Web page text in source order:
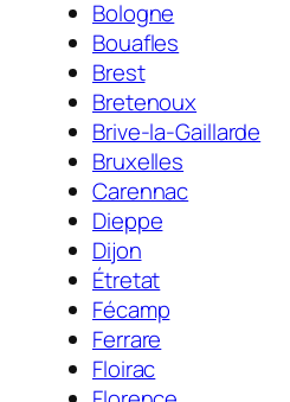
Bologne
Bouafles
Brest
Bretenoux
Brive-la-Gaillarde
Bruxelles
Carennac
Dieppe
Dijon
Étretat
Fécamp
Ferrare
Floirac